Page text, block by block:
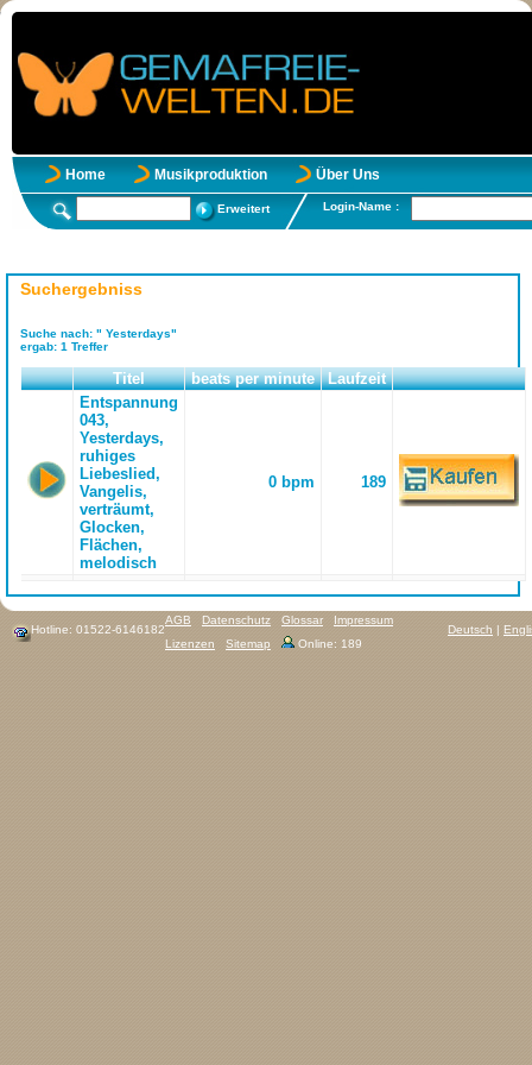
Home Musikproduktion Über Uns
Erweitert Login-Name :
Suchergebniss
Suche nach: " Yesterdays"
ergab: 1 Treffer
Titel beats per minute
Laufzeit
Entspannung
043,
Yesterdays,
ruhiges
Liebeslied,
Vangelis,
verträumt,
Glocken,
Flächen,
melodisch
0 bpm 189
Hotline: 01522-6146182 Deutsch |
AGB Datenschutz Glossar
Impressum
Lizenzen
Sitemap Online: 189